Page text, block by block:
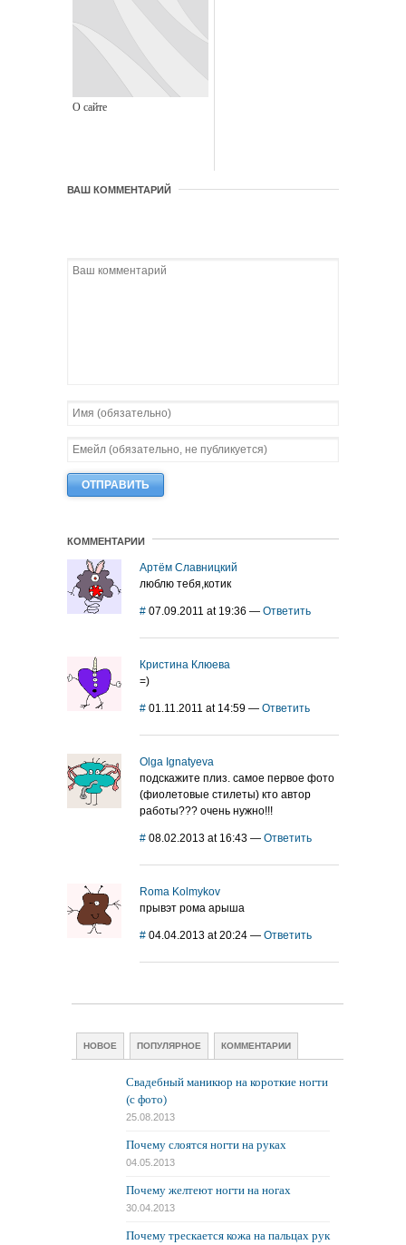
О сайте
ВАШ КОММЕНТАРИЙ
КОММЕНТАРИИ
Артём Славницкий
люблю тебя,котик
# 07.09.2011 at 19:36 — Ответить
Кристина Клюева
=)
# 01.11.2011 at 14:59 — Ответить
Olga Ignatyeva
подскажите плиз. самое первое фото
(фиолетовые стилеты) кто автор
работы??? очень нужно!!!
# 08.02.2013 at 16:43 — Ответить
Roma Kolmykov
прывэт рома арыша
# 04.04.2013 at 20:24 — Ответить
НОВОЕ ПОПУЛЯРНОЕ КОММЕНТАРИИ
Свадебный маникюр на короткие ногти
(с фото)
25.08.2013
Почему слоятся ногти на руках
04.05.2013
Почему желтеют ногти на ногах
30.04.2013
Почему трескается кожа на пальцах рук